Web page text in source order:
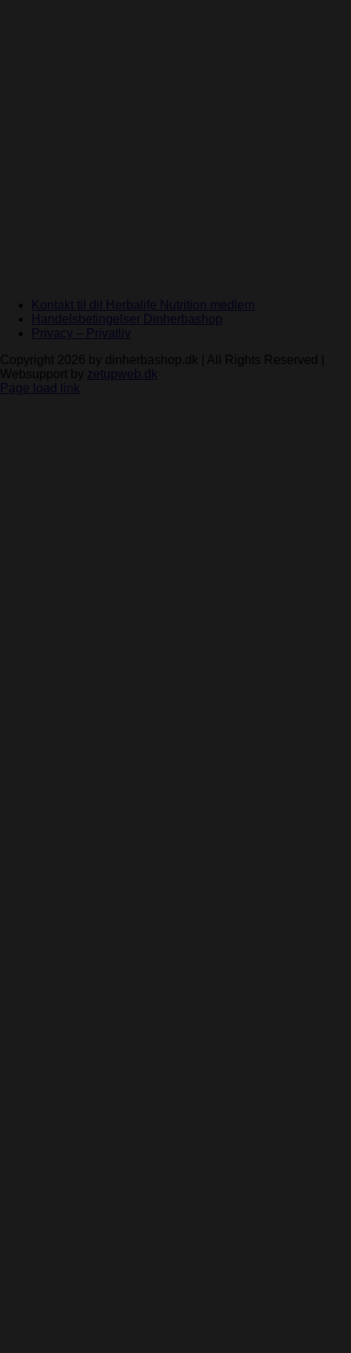
Kontakt til dit Herbalife Nutrition medlem
Handelsbetingelser Dinherbashop
Privacy – Privatliv
Copyright 2026 by dinherbashop.dk | All Rights Reserved |
Websupport by zetupweb.dk
Page load link